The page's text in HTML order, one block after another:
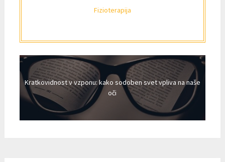
Fizioterapija
Kratkovidnost v vzponu: kako sodoben svet vpliva na naše
oči